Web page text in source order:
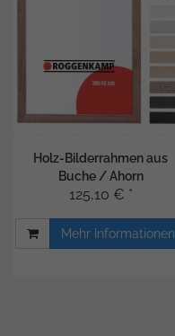
Holz-Bilderrahmen aus
Buche / Ahorn
125,10 € *
Mehr Informationen